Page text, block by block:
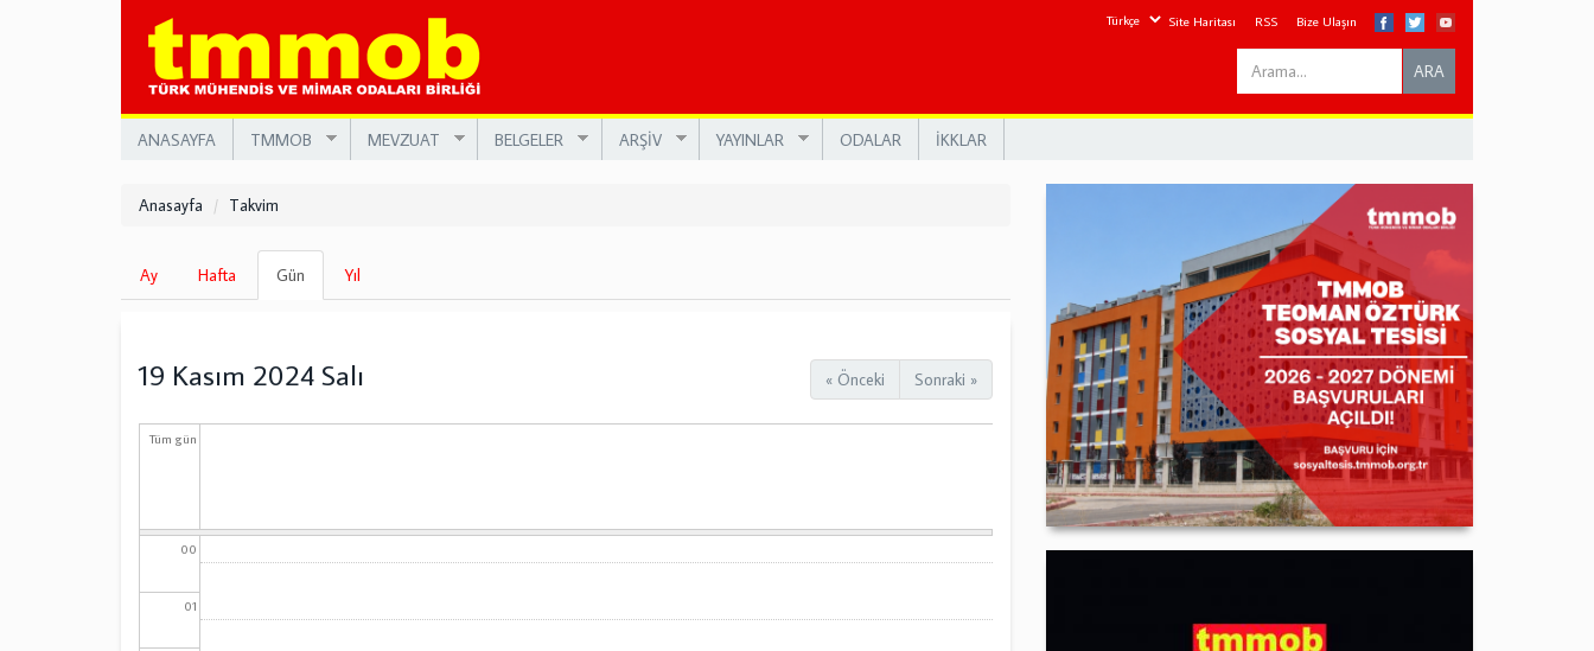
Site Haritası RSS Bize Ulaşın
Search
this
ARA
ANASAYFA TMMOB MEVZUAT BELGELER ARŞİV YAYINLAR ODALAR İKKLAR
Anasayfa Takvim
Birincil
sekmeler
Ay Hafta Gün
sekme)
Yıl
« Önceki Sonraki »
19 Kasım 2024 Salı
Tüm gün
00
01